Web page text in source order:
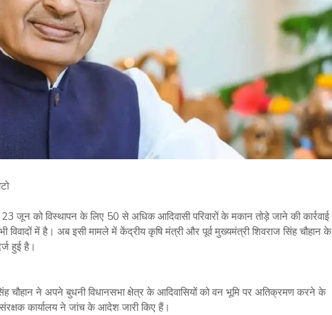
जून को विस्थापन के लिए 50 से अधिक आदिवासी परिवारों के मकान तोड़े जाने की कार्रवाई
विवादों में है। अब इसी मामले में केंद्रीय कृषि मंत्री और पूर्व मुख्यमंत्री शिवराज सिंह चौहान के
हुई है।
चौहान ने अपने बुधनी विधानसभा क्षेत्र के आदिवासियों को वन भूमि पर अतिक्रमण करने के
कार्यालय ने जांच के आदेश जारी किए हैं।